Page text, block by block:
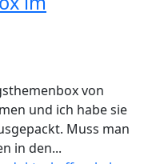
von
und ich habe sie
Muss man
in den...